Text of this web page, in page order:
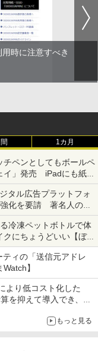
時に注意すべき
1カ月
チペンとしてもボールペ
イ」発売 iPadにも紙に
タル広告プラットフォ
化を要請 著名人の写
として
冷凍ペットボトルで体
にちょうどいい【ぼっ
でなにしてる？】
ィの「送信元アドレ
】
より低コスト化した
を抑えて導入でき、
もっと見る